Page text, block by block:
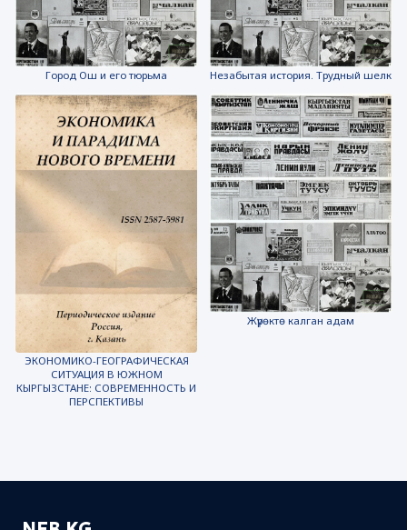
Город Ош и его тюрьма Незабытая история. Трудный шелк
ЭКОНОМИКО-ГЕОГРАФИЧЕСКАЯ
СИТУАЦИЯ В ЮЖНОМ
КЫРГЫЗСТАНЕ: СОВРЕМЕННОСТЬ И
ПЕРСПЕКТИВЫ
Жүрөктө калган адам